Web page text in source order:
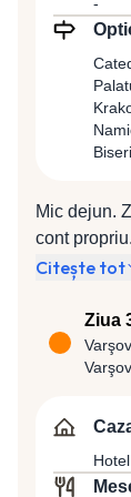
sirenă
Cazare la
CENTRUM
-
Mic dejun.
cont
principala
oraş ce a
Doilea
pe lista
Frederic
aici,
la pas
Citește tot
Ziua